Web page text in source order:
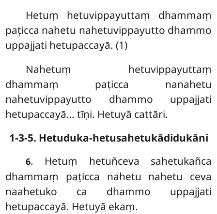
Hetuṃ hetuvippayuttaṃ dhammaṃ
paṭicca nahetu nahetuvippayutto dhammo
uppajjati hetupaccayā. (1)
Nahetuṃ hetuvippayuttaṃ
dhammaṃ paṭicca nanahetu
nahetuvippayutto dhammo uppajjati
hetupaccayā… tīṇi. Hetuyā cattāri.
1-3-5. Hetuduka-hetusahetukādidukāni
6. Hetuṃ hetuñceva sahetukañca
dhammaṃ paṭicca nahetu nahetu ceva
naahetuko ca dhammo uppajjati
hetupaccayā. Hetuyā ekaṃ.